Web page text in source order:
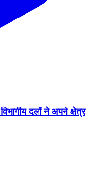
दलों ने अपने क्षेत्र